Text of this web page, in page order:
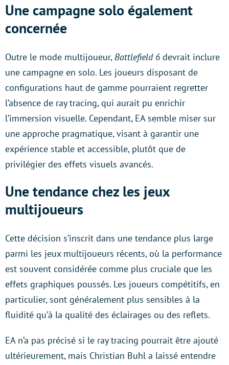
Une campagne solo également
concernée
Outre le mode multijoueur,Battlefield 6 devrait inclure
une campagne en solo. Les joueurs disposant de
configurations haut de gamme pourraient regretter
l’absence de ray tracing, qui aurait pu enrichir
l’immersion visuelle. Cependant, EA semble miser sur
une approche pragmatique, visant à garantir une
expérience stable et accessible, plutôt que de
privilégier des effets visuels avancés.
Une tendance chez les jeux
multijoueurs
Cette décision s’inscrit dans une tendance plus large
parmi les jeux multijoueurs récents, où la performance
est souvent considérée comme plus cruciale que les
effets graphiques poussés. Les joueurs compétitifs, en
particulier, sont généralement plus sensibles à la
fluidité qu’à la qualité des éclairages ou des reflets.
EA n’a pas précisé si le ray tracing pourrait être ajouté
ultérieurement, mais Christian Buhl a laissé entendre